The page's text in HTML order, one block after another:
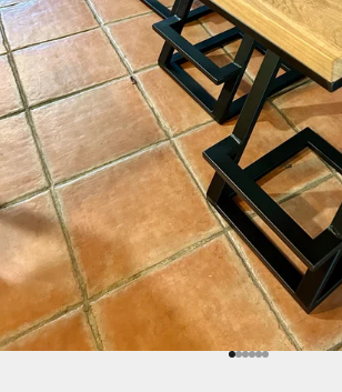
Aller à l'élément
Aller à
Aller à
Aller à
Aller à
Aller à